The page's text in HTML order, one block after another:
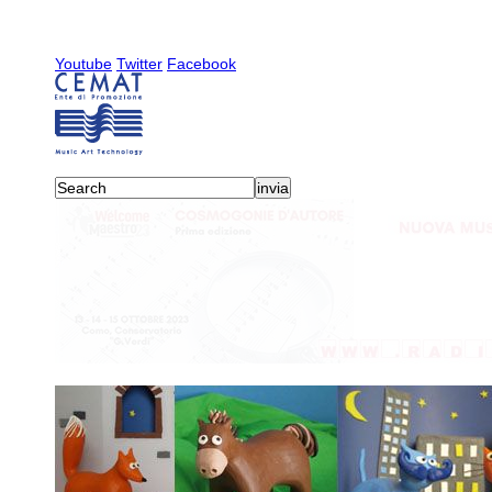
Youtube Twitter Facebook
activities-collaborazioni
Libro: che